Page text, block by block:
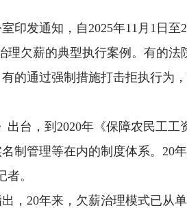
发通知，自2025年11月1日至
理欠薪的典型执行案例。有的
的通过强制措施打击拒执行为
台，到2020年《保障农民工
制管理等在内的制度体系。20
。
，20年来，欠薪治理模式已从